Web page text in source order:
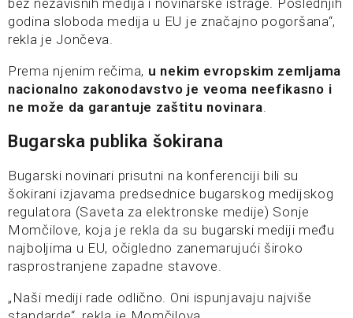
bez nezavisnih medija i novinarske istrage. Poslednjih
godina sloboda medija u EU je značajno pogoršana“,
rekla je Jončeva.
Prema njenim rečima, u nekim evropskim zemljama
nacionalno zakonodavstvo je veoma neefikasno i
ne može da garantuje zaštitu novinara.
Bugarska publika šokirana
Bugarski novinari prisutni na konferenciji bili su
šokirani izjavama predsednice bugarskog medijskog
regulatora (Saveta za elektronske medije) Sonje
Momčilove, koja je rekla da su bugarski mediji među
najboljima u EU, očigledno zanemarujući široko
rasprostranjene zapadne stavove.
„Naši mediji rade odlično. Oni ispunjavaju najviše